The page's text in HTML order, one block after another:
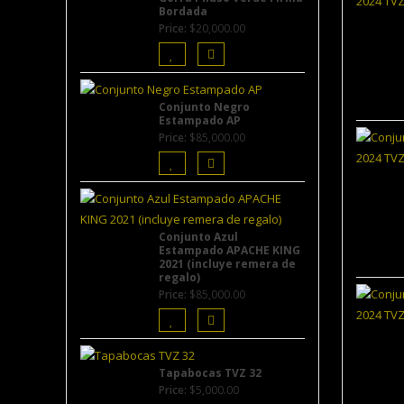
Bordada
Price: $20,000.00
Conjunto Negro
Estampado AP
Price: $85,000.00
Conjunto Azul
Estampado APACHE KING
2021 (incluye remera de
regalo)
Price: $85,000.00
Tapabocas TVZ 32
Price: $5,000.00